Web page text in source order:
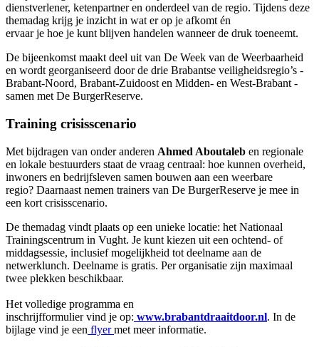
dienstverlener, ketenpartner en onderdeel van de regio. Tijdens deze
themadag krijg je inzicht in wat er op je afkomt én
ervaar je hoe je kunt blijven handelen wanneer de druk toeneemt.
De bijeenkomst maakt deel uit van De Week van de Weerbaarheid
en wordt georganiseerd door de drie Brabantse veiligheidsregio’s -
Brabant-Noord, Brabant-Zuidoost en Midden- en West-Brabant -
samen met De BurgerReserve.
Training crisisscenario
Met bijdragen van onder anderen Ahmed Aboutaleb en regionale
en lokale bestuurders staat de vraag centraal: hoe kunnen overheid,
inwoners en bedrijfsleven samen bouwen aan een weerbare
regio? Daarnaast nemen trainers van De BurgerReserve je mee in
een kort crisisscenario.
De themadag vindt plaats op een unieke locatie: het Nationaal
Trainingscentrum in Vught. Je kunt kiezen uit een ochtend- of
middagsessie, inclusief mogelijkheid tot deelname aan de
netwerklunch. Deelname is gratis. Per organisatie zijn maximaal
twee plekken beschikbaar.
Het volledige programma en
inschrijfformulier vind je op: www.brabantdraaitdoor.nl. In de
bijlage vind je een flyermet meer informatie.